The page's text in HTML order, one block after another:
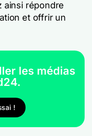
ainsi répondre
et offrir un
les médias
!